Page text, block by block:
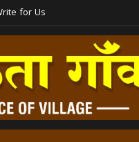
for Us